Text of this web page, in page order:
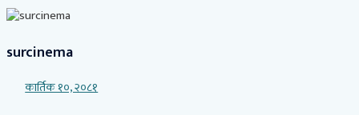
surcinema
कार्तिक १०, २०८१